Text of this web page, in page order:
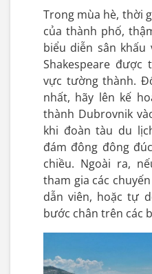
Trong mùa hè, thời
của thành phố,
biểu diễn sân khấu
Shakespeare
vực tường thành.
nhất, hãy lên kế
thành Dubrovnik
khi đoàn tàu du
đám đông đông
chiều. Ngoài ra,
tham gia các
dẫn viên, hoặc tự
bước chân trên các